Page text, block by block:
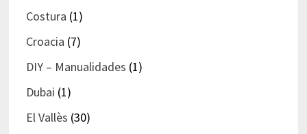
Costura (1)
Croacia (7)
DIY – Manualidades (1)
Dubai (1)
El Vallès (30)